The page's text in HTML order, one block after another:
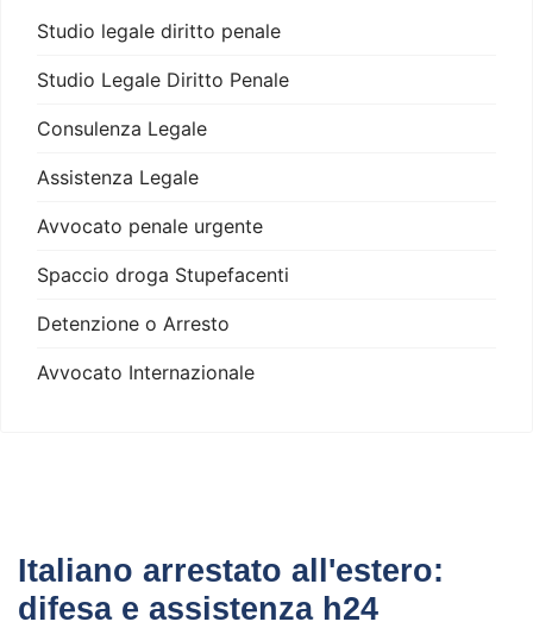
Studio legale diritto penale
Studio Legale Diritto Penale
Consulenza Legale
Assistenza Legale
Avvocato penale urgente
Spaccio droga Stupefacenti
Detenzione o Arresto
Avvocato Internazionale
Italiano arrestato all'estero:
difesa e assistenza h24